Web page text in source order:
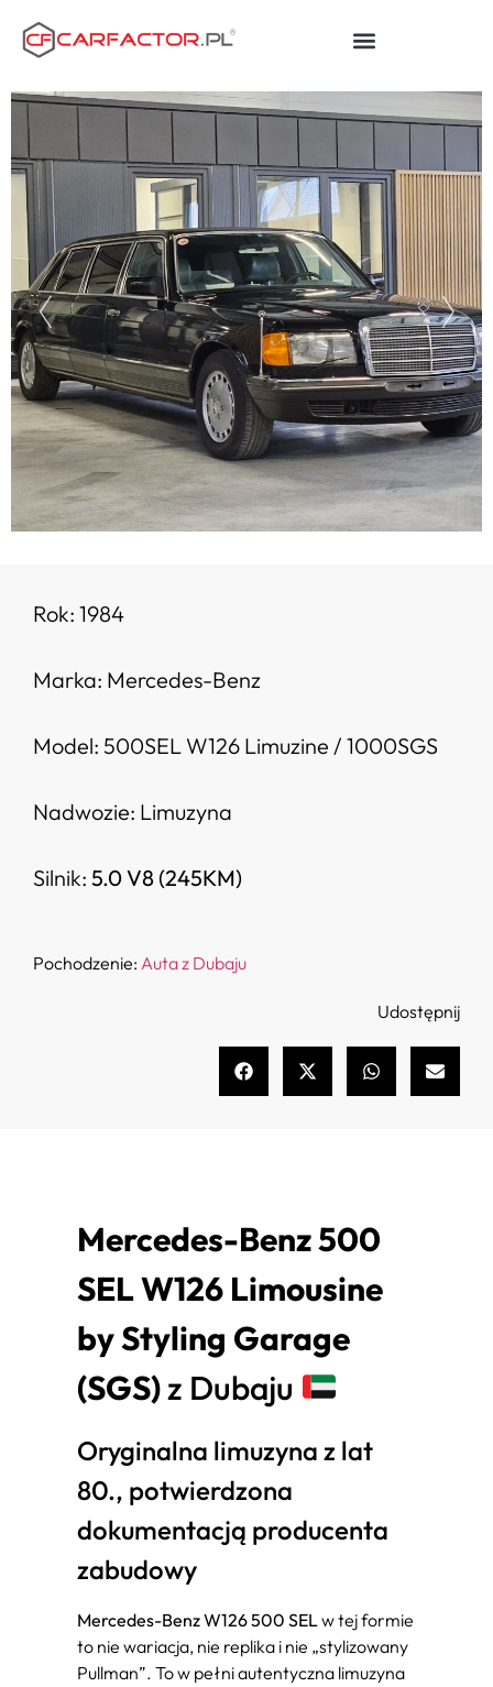
Rok: 1984
Marka: Mercedes-Benz
Model: 500SEL W126 Limuzine / 1000SGS
Nadwozie: Limuzyna
Silnik: 5.0 V8 (245KM)
Pochodzenie: Auta z Dubaju
Udostępnij
Mercedes-Benz 500
SEL W126 Limousine
by Styling Garage
(SGS)z Dubaju
Oryginalna limuzyna z lat
80., potwierdzona
dokumentacją producenta
zabudowy
Mercedes-Benz W126 500 SELw tej formie
to nie wariacja, nie replika i nie „stylizowany
Pullman”. To w pełni autentyczna limuzyna